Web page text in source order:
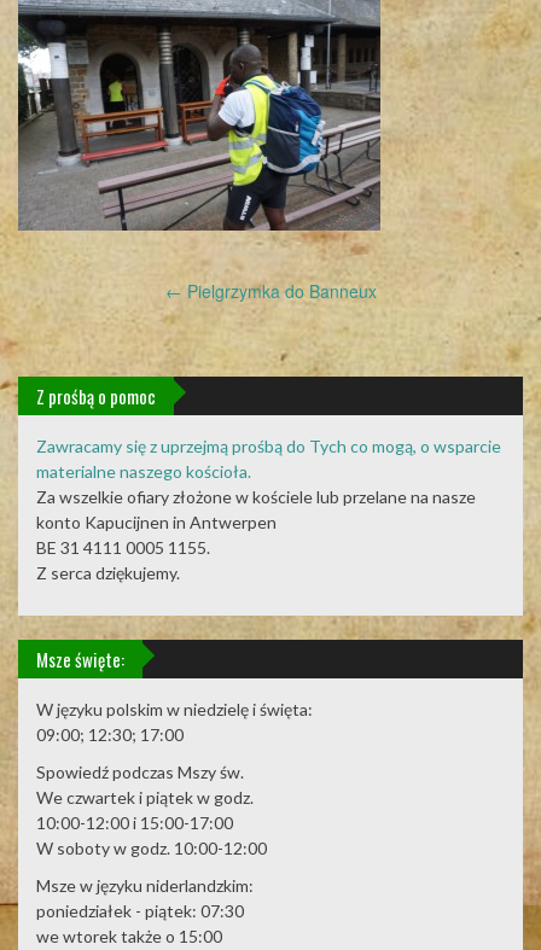
Post
navigation
← Pielgrzymka do Banneux
Z prośbą o pomoc
Zawracamy się z uprzejmą prośbą do Tych co mogą, o wsparcie
materialne naszego kościoła.
Za wszelkie ofiary złożone w kościele lub przelane na nasze
konto Kapucijnen in Antwerpen
BE 31 4111 0005 1155.
Z serca dziękujemy.
Msze święte:
W języku polskim w niedzielę i święta:
09:00; 12:30; 17:00
Spowiedź podczas Mszy św.
We czwartek i piątek w godz.
10:00-12:00 i 15:00-17:00
W soboty w godz. 10:00-12:00
Msze w języku niderlandzkim:
poniedziałek - piątek: 07:30
we wtorek także o 15:00